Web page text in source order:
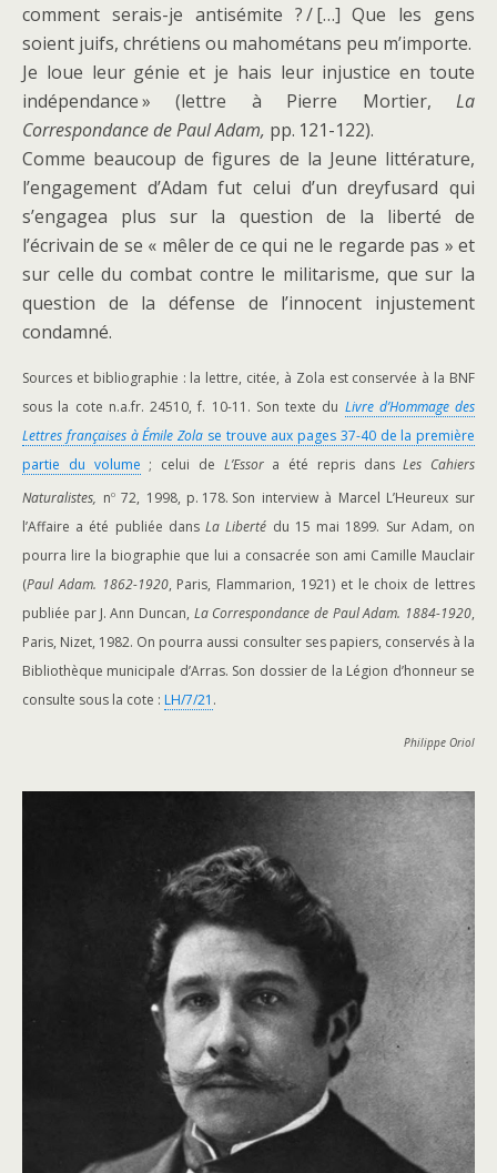
comment serais-je antisémite ? / […] Que les gens
soient juifs, chrétiens ou mahométans peu m’importe.
Je loue leur génie et je hais leur injustice en toute
indépendance » (lettre à Pierre Mortier, La
Correspondance de Paul Adam, pp. 121-122).
Comme beaucoup de figures de la Jeune littérature,
l’engagement d’Adam fut celui d’un dreyfusard qui
s’engagea plus sur la question de la liberté de
l’écrivain de se « mêler de ce qui ne le regarde pas » et
sur celle du combat contre le militarisme, que sur la
question de la défense de l’innocent injustement
condamné.
Sources et bibliographie : la lettre, citée, à Zola est conservée à la BNF
sous la cote n.a.fr. 24510, f. 10-11. Son texte du Livre d’Hommage des
Lettres françaises à Émile Zola se trouve aux pages 37-40 de la première
partie du volume ; celui de L’Essor a été repris dansLes Cahiers
Naturalistes, no72, 1998, p. 178. Son interview à Marcel L’Heureux sur
l’Affaire a été publiée dansLa Liberté du 15 mai 1899. Sur Adam, on
pourra lire la biographie que lui a consacrée son ami Camille Mauclair
(Paul Adam. 1862-1920, Paris, Flammarion, 1921) et le choix de lettres
publiée par J. Ann Duncan, La Correspondance de Paul Adam. 1884-1920,
Paris, Nizet, 1982. On pourra aussi consulter ses papiers, conservés à la
Bibliothèque municipale d’Arras. Son dossier de la Légion d’honneur se
consulte sous la cote : LH/7/21 .
Philippe Oriol